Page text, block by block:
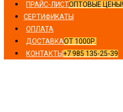
ПРАЙС-ЛИСТОПТОВЫЕ ЦЕНЫ!
СЕРТИФИКАТЫ
ОПЛАТА
ДОСТАВКАОТ 1000Р.
КОНТАКТЫ +7 985 135-25-39